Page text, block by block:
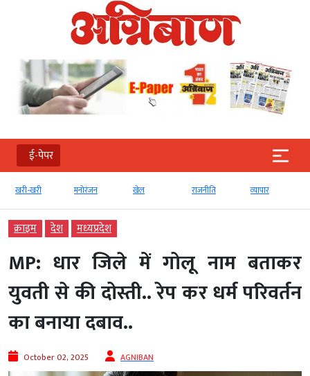
ई-पेपर
खरी-खरी मनोरंजन खेल राजनीति व्‍यापार
क्राइम देश मध्‍यप्रदेश
MP: धार जिले में गोलू नाम बताकर
युवती से की दोस्ती.. रेप कर धर्म परिवर्तन
का बनाया दबाव..
October 02, 2025 AGNIBAN